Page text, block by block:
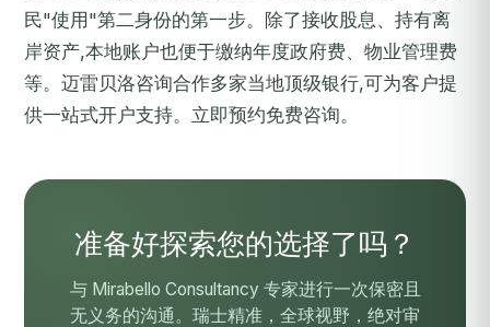
民"使用"第二身份的第一步。除了接收股息、持有离
岸资产,本地账户也便于缴纳年度政府费、物业管理费
等。迈雷贝洛咨询合作多家当地顶级银行,可为客户提
供一站式开户支持。 立即预约免费咨询。
准备好探索您的选择了吗？
与 Mirabello Consultancy 专家进行一次保密且
无义务的沟通。瑞士精准，全球视野，绝对审